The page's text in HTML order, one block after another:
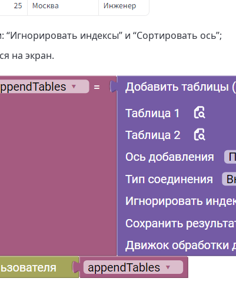
индексы” и “Сортировать ось”;
на экран.